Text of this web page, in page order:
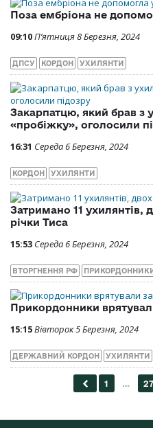
Поза ембріона не
09:10П’ятниця 8 Березня, 2024
ДПСУ КОРДОН УХИЛЯНТИ
Закарпатцю, який брав з
«пробіжку», оголосили
16:31 Середа 6 Березня, 2024
КОРДОН УХИЛЯНТИ
Затримано 11 ухилянтів,
річки Тиса
15:53 Середа 6 Березня, 2024
ВТОРГНЕННЯ РФ ПРИКОРДОННИКИ
Прикордонники
15:15Вівторок 5 Березня, 2024
ДЕРЖАВНИЙ КОРДОН УХИЛЯНТИ